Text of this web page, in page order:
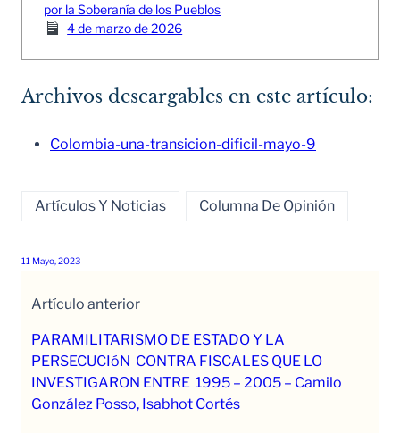
por la Soberanía de los Pueblos
4 de marzo de 2026
Archivos descargables en este artículo:
Colombia-una-transicion-dificil-mayo-9
Artículos Y Noticias Columna De Opinión
11 Mayo, 2023
Artículo anterior
PARAMILITARISMO DE ESTADO Y LA
PERSECUCIóN CONTRA FISCALES QUE LO
INVESTIGARON ENTRE 1995 – 2005 – Camilo
González Posso, Isabhot Cortés